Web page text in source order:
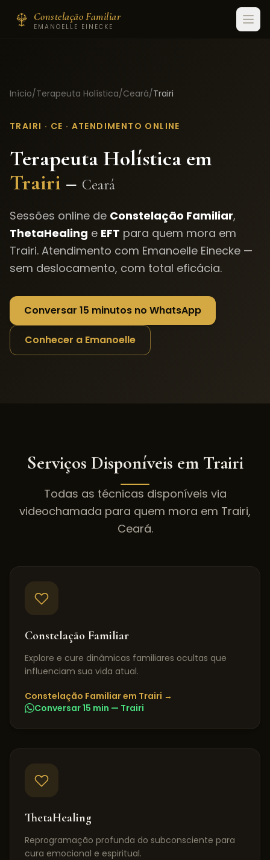
Constelação Familiar
EMANOELLE EINECKE
Início/Terapeuta Holística/Ceará/Trairi
TRAIRI · CE · ATENDIMENTO ONLINE
Terapeuta Holística em
Trairi – Ceará
Sessões online de Constelação Familiar,
ThetaHealing e EFT para quem mora em
Trairi. Atendimento com Emanoelle Einecke —
sem deslocamento, com total eficácia.
Conversar 15 minutos no WhatsApp
Conhecer a Emanoelle
Serviços Disponíveis em Trairi
Todas as técnicas disponíveis via
videochamada para quem mora em Trairi,
Ceará.
Constelação Familiar
Explore e cure dinâmicas familiares ocultas que
influenciam sua vida atual.
Constelação Familiarem Trairi →
Conversar 15 min — Trairi
ThetaHealing
Reprogramação profunda do subconsciente para
cura emocional e espiritual.